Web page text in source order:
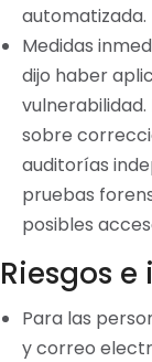
automatizada.
Medidas
dijo haber
sobre
auditorías
pruebas
posibles
Riesgos
Para las
y correo